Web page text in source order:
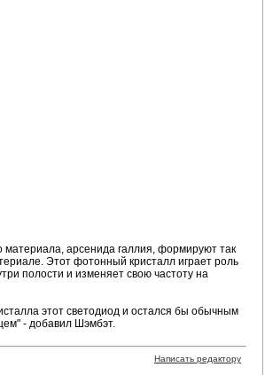
материала, арсенида галлия, формируют так
Этот фотонный кристалл играет роль
полости и изменяет свою частоту на
этот светодиод и остался бы обычным
- добавил Шэмбэт.
Написать редактору